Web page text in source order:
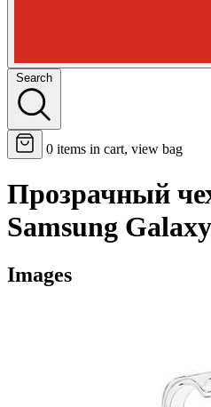
Search
0 items in cart, view bag
Прозрачный
Samsung
Images